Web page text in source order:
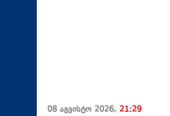
08 აგვისტო 2026, 21:29